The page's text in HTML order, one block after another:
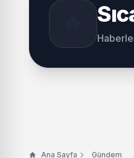
Ana Sayfa Gündem